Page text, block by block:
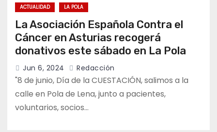
ACTUALIDAD LA POLA
La Asociación Española Contra el
Cáncer en Asturias recogerá
donativos este sábado en La Pola
Jun 6, 2024 Redacción
"8 de junio, Día de la CUESTACIÓN, salimos a la
calle en Pola de Lena, junto a pacientes,
voluntarios, socios…